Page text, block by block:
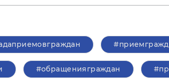
#обращенияграждан